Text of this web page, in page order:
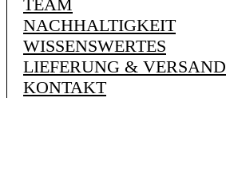
TEAM
NACHHALTIGKEIT
WISSENSWERTES
LIEFERUNG & VERSAND
KONTAKT